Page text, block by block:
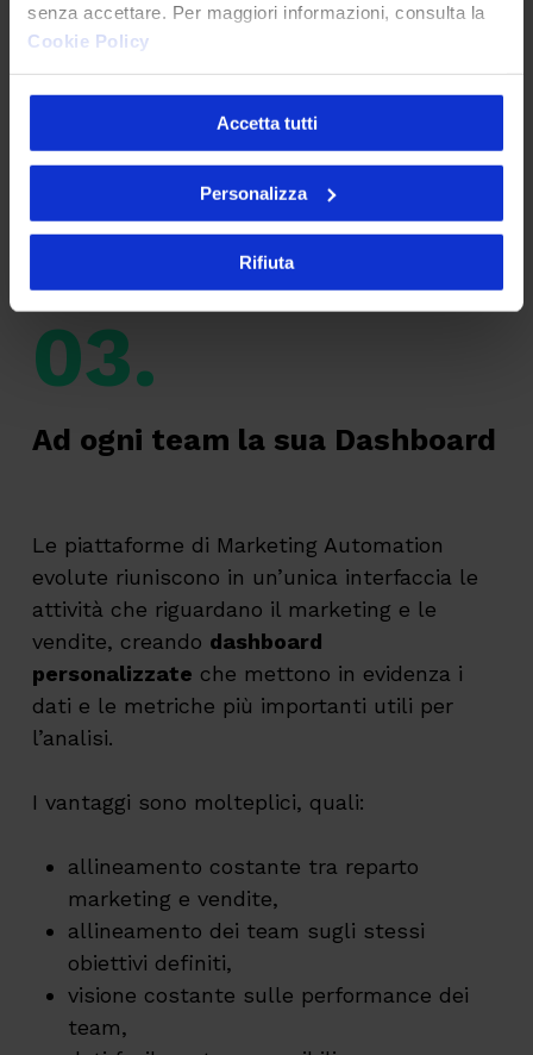
senza accettare. Per maggiori informazioni, consulta la
Cookie Policy
Accetta tutti
Personalizza
Rifiuta
3 Lead Generation:
In quale step del funnel di
conversione all'acquisto si trovano i
lead? Come procedono lungo il
percorso?
03.
Ad ogni team la sua Dashboard
Le piattaforme di Marketing Automation
evolute riuniscono in un’unica interfaccia le
attività che riguardano il marketing e le
vendite, creando dashboard
personalizzate che mettono in evidenza i
dati e le metriche più importanti utili per
l’analisi.
I vantaggi sono molteplici, quali:
allineamento costante tra reparto
marketing e vendite,
allineamento dei team sugli stessi
obiettivi definiti,
visione costante sulle performance dei
team,